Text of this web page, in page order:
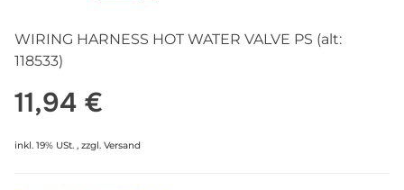
WIRING HARNESS HOT WATER VALVE PS (alt:
118533)
11,94 €
inkl. 19% USt. , zzgl. Versand